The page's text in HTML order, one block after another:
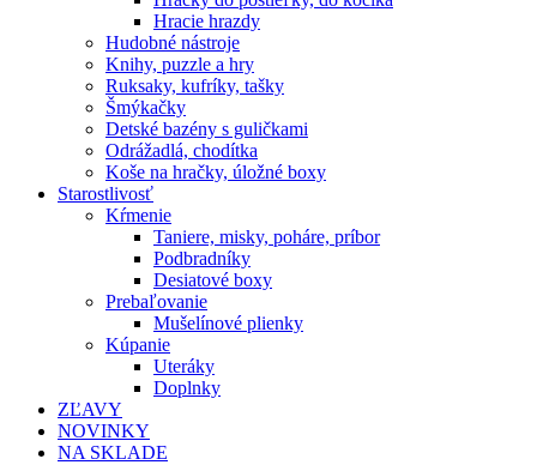
Hracie hrazdy
Hudobné nástroje
Knihy, puzzle a hry
Ruksaky, kufríky, tašky
Šmýkačky
Detské bazény s guličkami
Odrážadlá, chodítka
Koše na hračky, úložné boxy
Starostlivosť
Kŕmenie
Taniere, misky, poháre, príbor
Podbradníky
Desiatové boxy
Prebaľovanie
Mušelínové plienky
Kúpanie
Uteráky
Doplnky
ZĽAVY
NOVINKY
NA SKLADE